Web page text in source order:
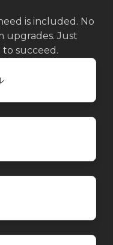
is included. No
upgrades. Just
succeed.